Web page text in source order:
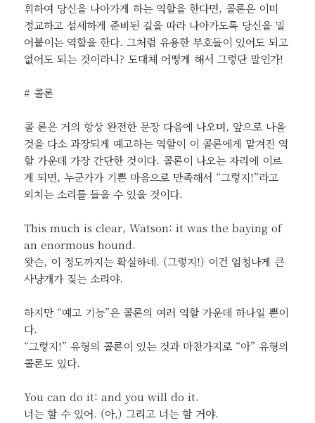
휘하여 당신을 나아가게 하는 역할을 한다면, 콜론은 이미
정교하고 섬세하게 준비된 길을 따라 나아가도록 당신을 밀
어붙이는 역할을 한다. 그처럼 유용한 부호들이 있어도 되고
없어도 되는 것이라니? 도대체 어떻게 해서 그렇단 말인가!
# 콜론
콜 론은 거의 항상 완전한 문장 다음에 나오며, 앞으로 나올
것을 다소 과장되게 예고하는 역할이 이 콜론에게 맡겨진 역
할 가운데 가장 간단한 것이다. 콜론이 나오는 자리에 이르
게 되면, 누군가가 기쁜 마음으로 만족해서 “그렇지!”라고
외치는 소리를 들을 수 있을 것이다.
This much is clear, Watson: it was the baying of
an enormous hound.
왓슨, 이 정도까지는 확실하네. (그렇지!) 이건 엄청나게 큰
사냥개가 짖는 소리야.
하지만 “예고 기능”은 콜론의 여러 역할 가운데 하나일 뿐이
다.
“그렇지!” 유형의 콜론이 있는 것과 마찬가지로 “아” 유형의
콜론도 있다.
You can do it: and you will do it.
너는 할 수 있어. (아,) 그리고 너는 할 거야.